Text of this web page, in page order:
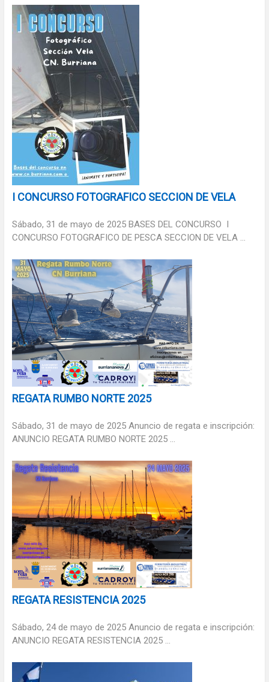
I CONCURSO FOTOGRAFICO SECCION DE VELA
Sábado, 31 de mayo de 2025 BASES DEL CONCURSO I
CONCURSO FOTOGRAFICO DE PESCA SECCION DE VELA ...
REGATA RUMBO NORTE 2025
Sábado, 31 de mayo de 2025 Anuncio de regata e inscripción:
ANUNCIO REGATA RUMBO NORTE 2025 ...
REGATA RESISTENCIA 2025
Sábado, 24 de mayo de 2025 Anuncio de regata e inscripción:
ANUNCIO REGATA RESISTENCIA 2025 ...